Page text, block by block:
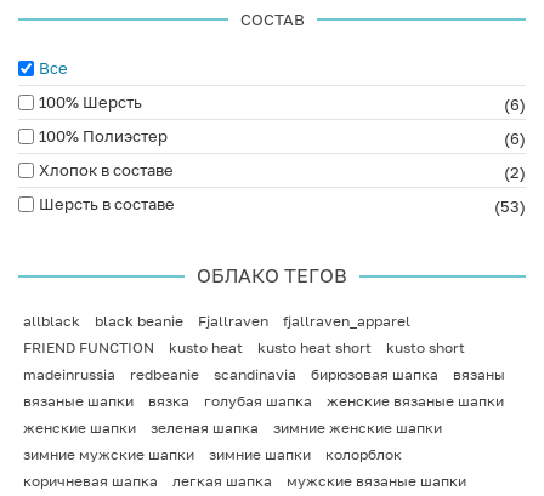
СОСТАВ
Все
100% Шерсть
(6)
100% Полиэстер
(6)
Хлопок в составе
(2)
Шерсть в составе
(53)
ОБЛАКО ТЕГОВ
allblack black beanie Fjallraven
fjallraven_apparel
FRIEND FUNCTION
kusto heat kusto heat short
kusto short
madeinrussia
redbeanie scandinavia бирюзовая шапка
вязаны
вязаные шапки
вязка голубая шапка
женские вязаные шапки
женские шапки
зеленая шапка
зимние женские шапки
зимние мужские шапки
зимние шапки
колорблок
коричневая шапка
легкая шапка
мужские вязаные шапки